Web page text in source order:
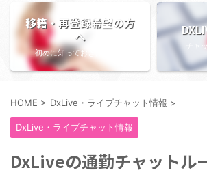
移籍・再登録希望の方
へ
初めに知っておきたい情報
チャ
HOME > DxLive・ライブチャット情報 >
DxLive・ライブチャット情報
DxLiveの通勤チャットル